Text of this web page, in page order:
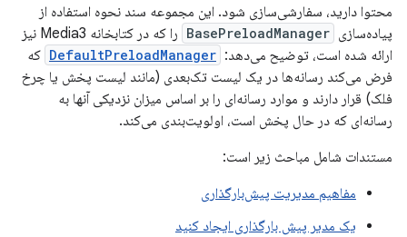
محتوا دارید، سفارشی‌سازی شود. این مجموعه سند نحوه استفاده از
پیاده‌سازی BasePreloadManager
را که در کتابخانه Media3 نیز
ارائه شده است، توضیح می‌دهد: DefaultPreloadManager که
فرض می‌کند رسانه‌ها در یک لیست تک‌بعدی (مانند لیست پخش یا چرخ
فلک) قرار دارند و موارد رسانه‌ای را بر اساس میزان نزدیکی آنها به
رسانه‌ای که در حال پخش است، اولویت‌بندی می‌کند.
مستندات شامل مباحث زیر است:
مفاهیم مدیریت پیش‌بارگذاری
یک مدیر پیش بارگذاری ایجاد کنید